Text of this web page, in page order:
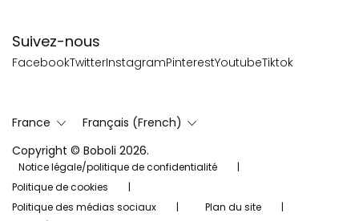
Suivez-nous
FacebookTwitterInstagramPinterestYoutubeTiktok
France
Français (French)
Copyright © Boboli 2026.
Notice légale/politique de confidentialité
Politique de cookies
Politique des médias sociaux
Plan du site